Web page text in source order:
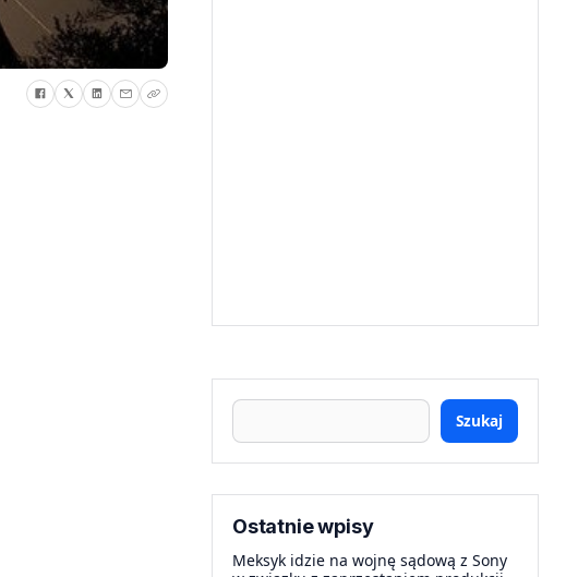
Szukaj
Ostatnie wpisy
Meksyk idzie na wojnę sądową z Sony